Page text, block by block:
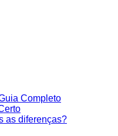
Completo
as diferenças?